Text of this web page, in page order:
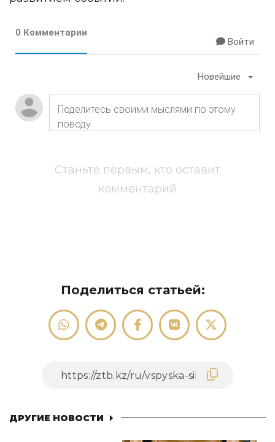
0 Комментарии
Войти
Новейшие
Станьте первым, кто оставит
комментарий
Поделиться статьей:
ДРУГИЕ НОВОСТИ